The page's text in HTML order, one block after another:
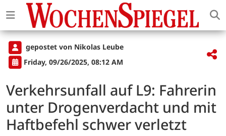
gepostet von Nikolas Leube
Friday, 09/26/2025, 08:12 AM
Verkehrsunfall auf L9: Fahrerin
unter Drogenverdacht und mit
Haftbefehl schwer verletzt